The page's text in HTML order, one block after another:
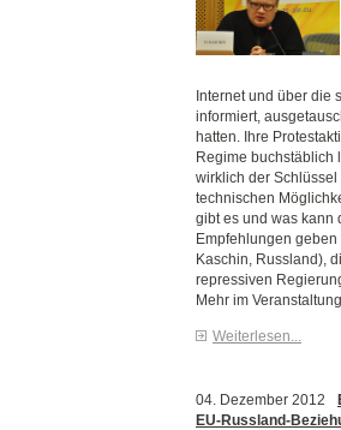
Internet und über die
informiert,
hatten. Ihre
Regime buchstäblich
wirklich der
technischen
gibt es und was kann
Empfehlungen
Kaschin, Russland),
repressiven
Mehr im
Weiterlesen...
04. Dezember 2012
EU-Russland-